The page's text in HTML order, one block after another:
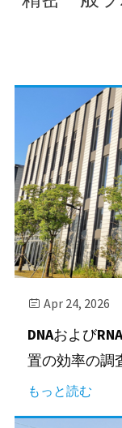
 Apr 24, 2026
DNAおよび
置の効率の調
もっと読む